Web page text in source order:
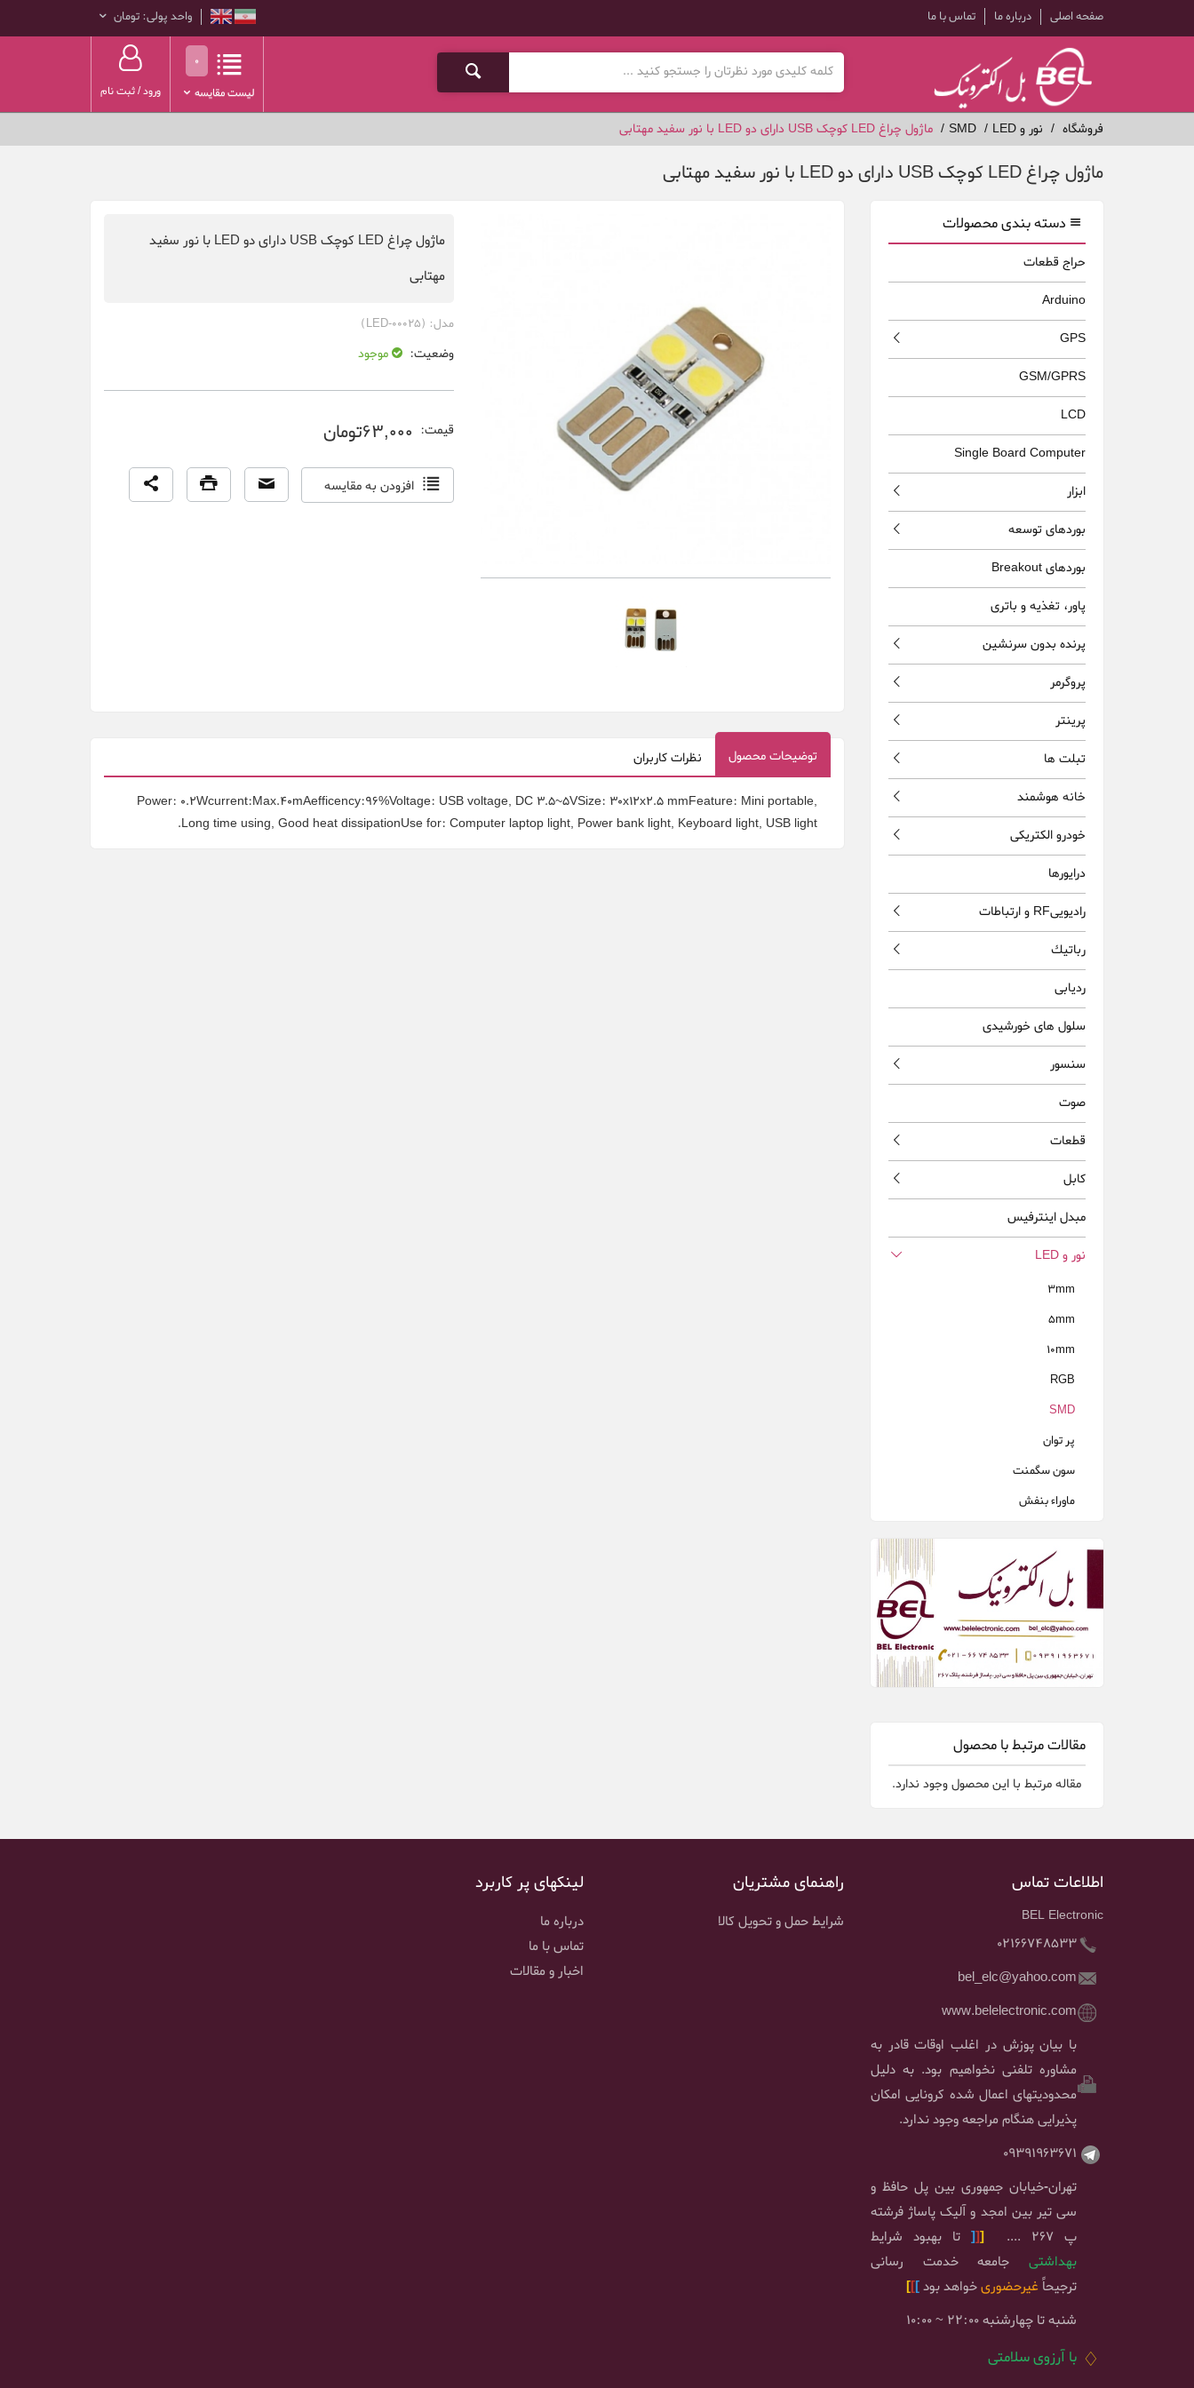
صفحه اصلی درباره ما تماس با ما واحد پولی: تومان
ورود/ثبت نام
0
لیست مقایسه
فروشگاه نور و LED SMD ماژول چراغ LED کوچک USB دارای دو LED با نور سفید مهتابی
ماژول چراغ LED کوچک USB دارای دو LED با نور سفید مهتابی
ماژول چراغ LED کوچک USB دارای دو LED با نور سفید
مهتابی
مدل: (LED-00025)
وضعیت: موجود
قیمت: 63,000تومان
افزودن به مقایسه
توضیحات محصول نظرات کاربران
Power: 0.2Wcurrent:Max.40mAefficency:96%Voltage: USB voltage, DC 3.5~5VSize: 30x12x2.5 mmFeature: Mini portable,
Long time using, Good heat dissipationUse for: Computer laptop light, Power bank light, Keyboard light, USB light.
دسته بندی محصولات
حراج قطعات
Arduino
GPS
GSM/GPRS
LCD
Single Board Computer
ابزار
بوردهای توسعه
بوردهای Breakout
پاور، تغذيه و باتری
پرنده بدون سرنشين
پروگرمر
پرینتر
تبلت ها
خانه هوشمند
خودرو الکتریکی
درایورها
راديويیRF و ارتباطات
رباتيك
ردیابی
سلول های خورشیدی
سنسور
صوت
قطعات
كابل
مبدل اينترفيس
نور و LED
3mm
5mm
10mm
RGB
SMD
پر توان
سون سگمنت
ماوراء بنفش
مقالات مرتبط با محصول
مقاله مرتبط با این محصول وجود ندارد.
اطلاعات تماس
BEL Electronic
02166748533
bel_elc@yahoo.com
www.belelectronic.com
با بیان پوزش در اغلب اوقات قادر به
مشاوره تلفنی نخواهیم بود. به دلیل
محدودیتهای اعمال شده کرونایی امکان
پذیرایی هنگام مراجعه وجود ندارد.
09391963671
تهران-خیابان جمهوری بین پل حافظ و
سی تیر بین امجد و آلیک پاساژ فرشته
پ 267 ....
[
[
[تا بهبود شرایط
بهداشتی جامعه خدمت رسانی
ترجیحاً غیرحضوریخواهد بود]
]
]
شنبه تا چهارشنبه 22:00 ~ 10:00
♢ با آرزوی سلامتی
راهنمای مشتریان
شرایط حمل و تحویل کالا
لینکهای پر کاربرد
درباره ما
تماس با ما
اخبار و مقالات